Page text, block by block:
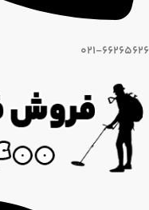
021-66265626